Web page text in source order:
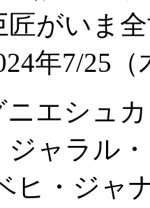
匠がいま
年7/25
ニエシュ
ジャラル
ヒ・ジャ